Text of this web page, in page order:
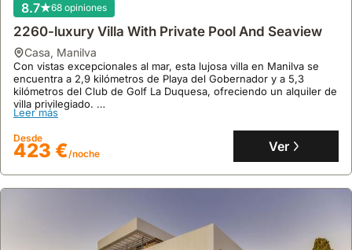
10 1 opinión
Sil Townhouse Estepona Centre
casa
A solo 300 metros de la playa y el casco antiguo de Estepona,
esta casa de vacaciones reformada ofrece un patio privado y
Este alquiler vacacional es perfecto para familias o grupos de
8.7 68 opiniones
2260-luxury Villa With Private Pool And Seaview
casa, Manilva
Con vistas excepcionales al mar, esta lujosa villa en Manilva se
encuentra a 2,9 kilómetros de Playa del Gobernador y a 5,3
kilómetros del Club de Golf La Duquesa, ofreciendo un alquiler de
villa privilegiado.
Disfrute de 155 metros cuadrados de espacio habitable con aire
acondicionado, piscina privada y WiFi gratuito, perfecto para unas
vacaciones inolvidables como alquiler vacacional.
Leer más
Desde
423 €/noche Ver